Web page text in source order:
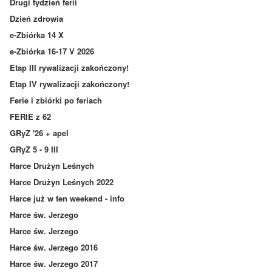
Dzień zdrowia
e-Zbiórka 14 X
e-Zbiórka 16-17 V 2026
Etap III rywalizacji zakończony!
Etap IV rywalizacji zakończony!
Ferie i zbiórki po feriach
FERIE z 62
GRyZ '26 + apel
GRyZ 5 - 9 III
Harce Drużyn Leśnych
Harce Drużyn Leśnych 2022
Harce już w ten weekend - info
Harce św. Jerzego
Harce św. Jerzego
Harce św. Jerzego 2016
Harce św. Jerzego 2017